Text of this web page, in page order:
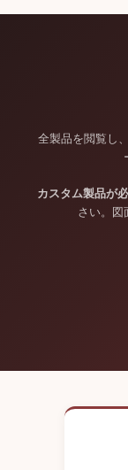
全製品を閲覧し
カスタム製品が
さい。図